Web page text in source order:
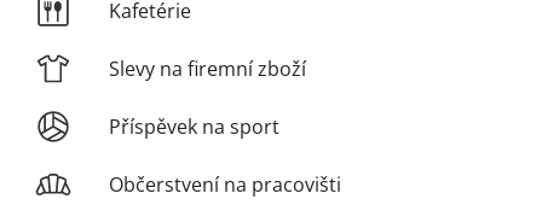
Kafetérie
Slevy na firemní zboží
Příspěvek na sport
Občerstvení na pracovišti